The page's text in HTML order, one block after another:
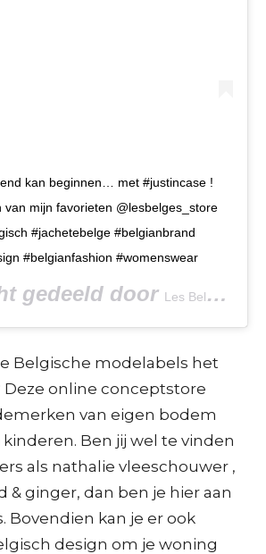
kan beginnen… met #justincase !
van mijn favorieten @lesbelges_store
#jachetebelge #belgianbrand
#belgianfashion #womenswear
gedeeld door Les Belges
Belgische modelabels het
Deze online conceptstore
van eigen bodem
Ben jij wel te vinden
als nathalie vleeschouwer ,
& ginger, dan ben je hier aan
Bovendien kan je er ook
design om je woning